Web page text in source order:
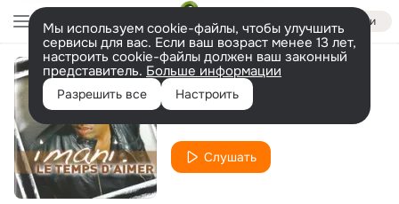
Войти
Мы используем cookie-файлы, чтобы улучшить
сервисы для вас. Если ваш возраст менее 13 лет,
настроить cookie-файлы должен ваш законный
представитель. Больше информации
Разрешить все Настроить
you
Слушать